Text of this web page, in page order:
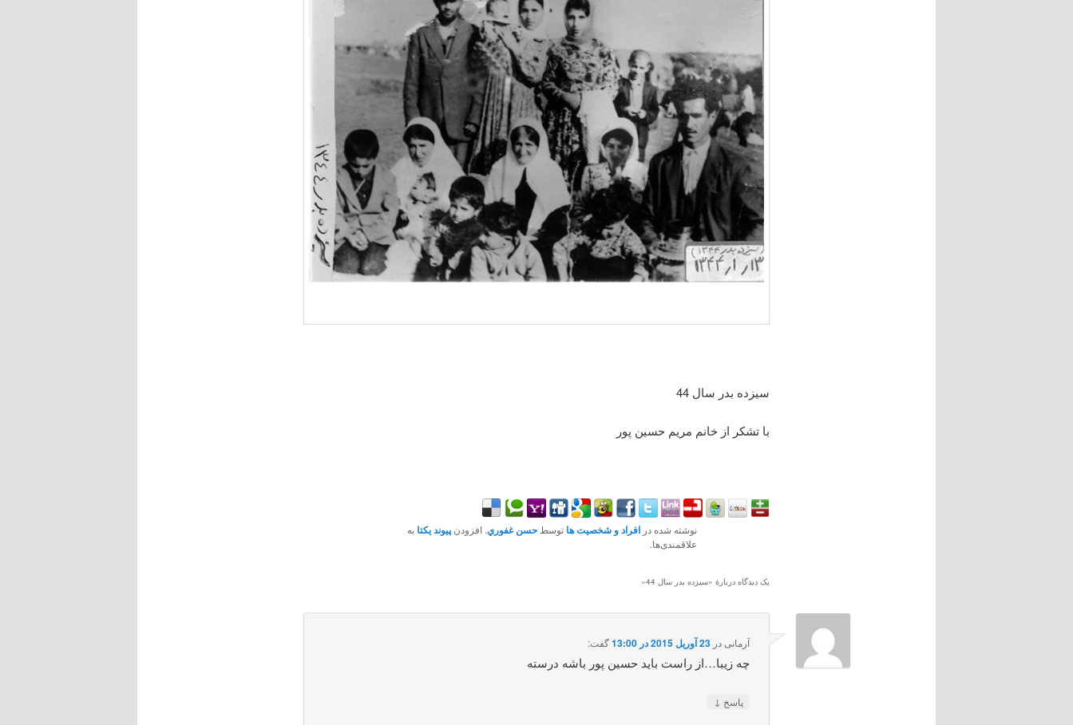
سيزده بدر سال 44
با تشکر از خانم مريم حسين پور
نوشته شده در افراد و شخصیت ها توسط حسن غفوري. افزودن پیوند یکتا به
علاقمندی‌ها.
یک دیدگاه دربارهٔ «سيزده بدر سال 44 »
آرمانی در23 آوریل 2015 در 13:00 گفت:
چه زیبا…از راست باید حسین پور باشه درسته
پاسخ ↓